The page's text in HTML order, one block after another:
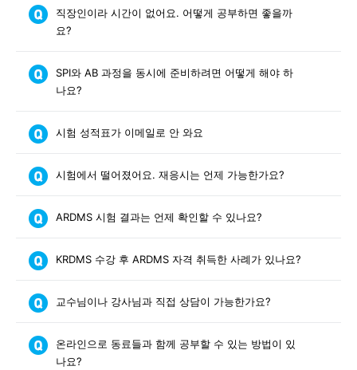
직장인이라 시간이 없어요. 어떻게 공부하면 좋을까
요?
SPI와 AB 과정을 동시에 준비하려면 어떻게 해야 하
나요?
시험 성적표가 이메일로 안 와요
시험에서 떨어졌어요. 재응시는 언제 가능한가요?
ARDMS 시험 결과는 언제 확인할 수 있나요?
KRDMS 수강 후 ARDMS 자격 취득한 사례가 있나요?
교수님이나 강사님과 직접 상담이 가능한가요?
온라인으로 동료들과 함께 공부할 수 있는 방법이 있
나요?